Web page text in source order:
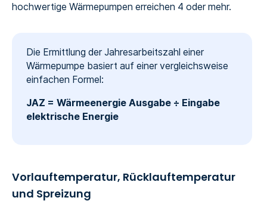
hochwertige Wärmepumpen erreichen 4 oder mehr.
Die Ermittlung der Jahresarbeitszahl einer
Wärmepumpe basiert auf einer vergleichsweise
einfachen Formel:
JAZ = Wärmeenergie Ausgabe ÷ Eingabe
elektrische Energie
Vorlauftemperatur, Rücklauftemperatur
und Spreizung